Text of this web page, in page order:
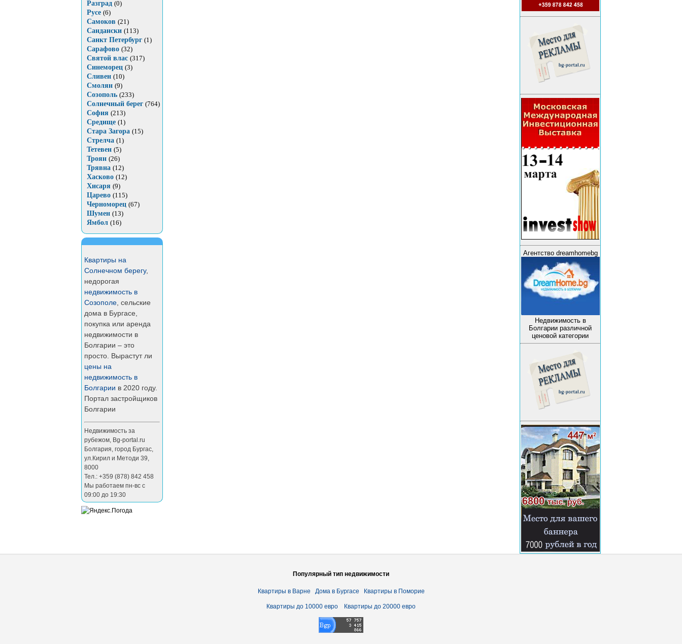
Разград (0)
Русе (6)
Самоков (21)
Сандански (113)
Санкт Петербург (1)
Сарафово (32)
Святой влас (317)
Синеморец (3)
Сливен (10)
Смолян (9)
Созополь (233)
Солнечный берег (764)
София (213)
Средище (1)
Стара Загора (15)
Стрелча (1)
Тетевен (5)
Троян (26)
Трявна (12)
Хасково (12)
Хисаря (9)
Царево (115)
Черноморец (67)
Шумен (13)
Ямбол (16)
Квартиры на
Солнечном берегу,
недорогая
недвижимость в
Созополе , сельские
дома в Бургасе,
покупка или аренда
недвижимости в
Болгарии – это
просто. Вырастут ли
цены на
недвижимость в
Болгарии в 2020 году.
Портал застройщиков
Болгарии
Недвижимость за
рубежом, Bg-portal.ru
Болгария, город Бургас,
ул.Кирил и Методи 39,
8000
Тел.: +359 (878) 842 458
Мы работаем пн-вс с
09:00 до 19:30
Агентство dreamhomebg
Недвижимость в
Болгарии различной
ценовой категории
Популярный тип недвижимости
Квартиры в Варне Дома в Бургасе Квартиры в Поморие
Квартиры до 10000 евро Квартиры до 20000 евро